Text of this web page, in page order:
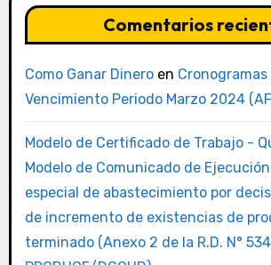
Comentarios
Como Ganar Dineroen Cronogramas
Vencimiento Periodo Marzo 2024
Modelo de Certificado de Trabajo -
Modelo de Comunicado de
especial de abastecimiento por
de incremento de existencias de
terminado (Anexo 2 de la R.D. N°